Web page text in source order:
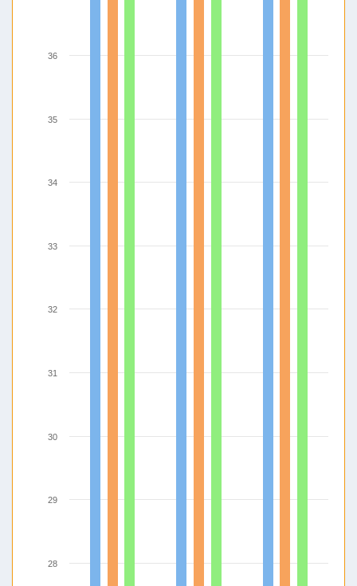
28
29
30
31
32
33
34
35
36